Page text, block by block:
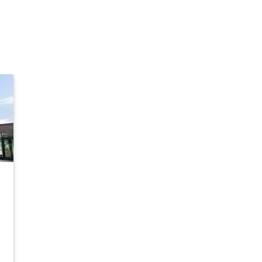
-
976 €